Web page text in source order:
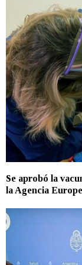
Se aprobó la
la Agencia